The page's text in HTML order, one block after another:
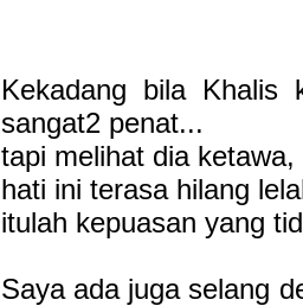
Kekadang bila Khalis
sangat2 penat...
tapi melihat dia ketawa,
hati ini terasa hilang
itulah kepuasan yang
Saya ada juga selang